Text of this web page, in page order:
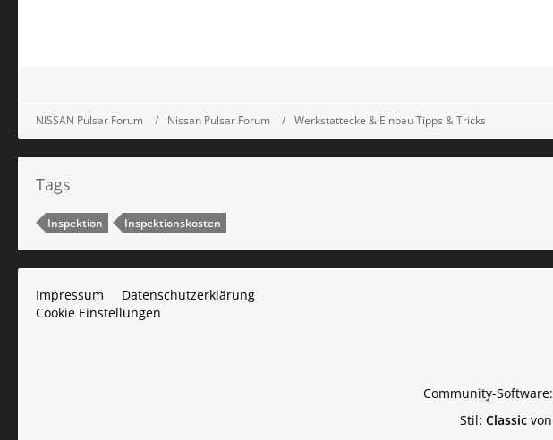
NISSAN Pulsar Forum Nissan Pulsar Forum Werkstattecke & Einbau Tipps & Tricks
Tags
Inspektion Inspektionskosten
Impressum
Datenschutzerklärung
Cookie Einstellungen
Community-Software:
Stil: Classicvon